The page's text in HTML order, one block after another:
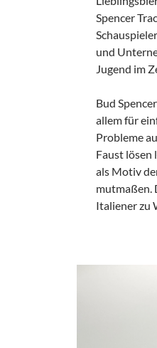
Spencer
und
Jugend im
Bud
allem für
Probleme
Faust lösen
als Motiv
mutmaßen.
Italiener zu